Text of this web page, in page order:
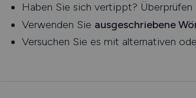
Haben Sie sich vertippt? Überprüfen
Verwenden Sie ausgeschriebene
Versuchen Sie es mit alternativen